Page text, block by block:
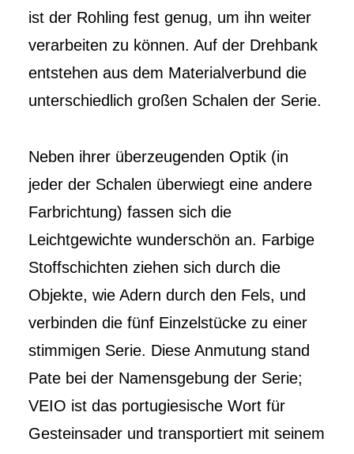
ist der Rohling fest genug, um ihn weiter
verarbeiten zu können. Auf der Drehbank
entstehen aus dem Materialverbund die
unterschiedlich großen Schalen der Serie.
Neben ihrer überzeugenden Optik (in
jeder der Schalen überwiegt eine andere
Farbrichtung) fassen sich die
Leichtgewichte wunderschön an. Farbige
Stoffschichten ziehen sich durch die
Objekte, wie Adern durch den Fels, und
verbinden die fünf Einzelstücke zu einer
stimmigen Serie. Diese Anmutung stand
Pate bei der Namensgebung der Serie;
VEIO ist das portugiesische Wort für
Gesteinsader und transportiert mit seinem